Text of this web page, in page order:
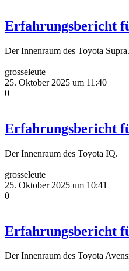
Erfahrungsbericht
Der Innenraum des Toyota Supra.
grosseleute
25. Oktober 2025 um 11:40
0
Erfahrungsbericht
Der Innenraum des Toyota IQ.
grosseleute
25. Oktober 2025 um 10:41
0
Erfahrungsbericht
Der Innenraum des Toyota